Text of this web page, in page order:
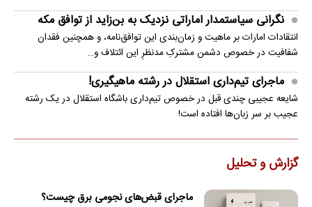
نگرانی سیاستمدار اماراتی نزدیک به بن‌زاید از توافق مکه
انتقادات امارات بر ماهیت و زمان‌بندی این توافق‌نامه، و همچنین فقدان
شفافیت در خصوص دشمن مشترکِ مدنظرِ این ائتلاف و…
ماجرای تیم‌داری استقلال در رشته ماهیگیری!
شایعه عجیبی چندی قبل در خصوص تیم‌داری باشگاه استقلال در یک رشته
عجیب بر سر زبان‌ها افتاده است!
گزارش و تحلیل
ماجرای قبض‌های نجومی برق چیست؟